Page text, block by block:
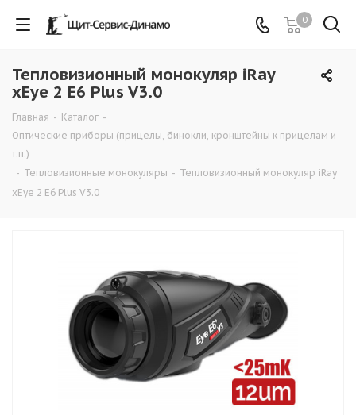
0
Тепловизионный монокуляр iRay
xEye 2 E6 Plus V3.0
Главная - Каталог -
Оптические приборы (прицелы, бинокли, кронштейны к прицелам и
т.п.)
- Тепловизионные монокуляры - Тепловизионный монокуляр iRay
xEye 2 E6 Plus V3.0